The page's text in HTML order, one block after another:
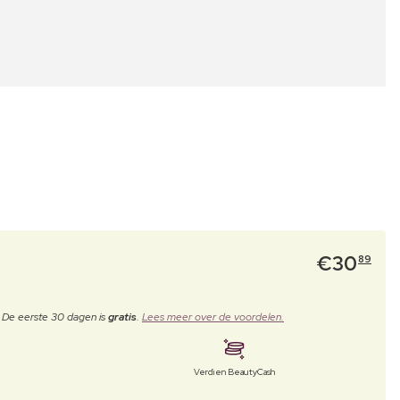
€3089
De eerste 30 dagen isgratis. Lees meer over de voordelen.
Verdien BeautyCash